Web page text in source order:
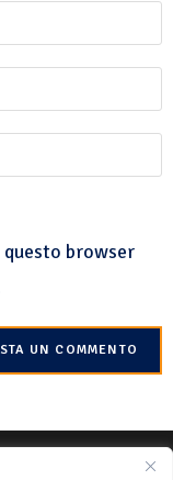
questo browser